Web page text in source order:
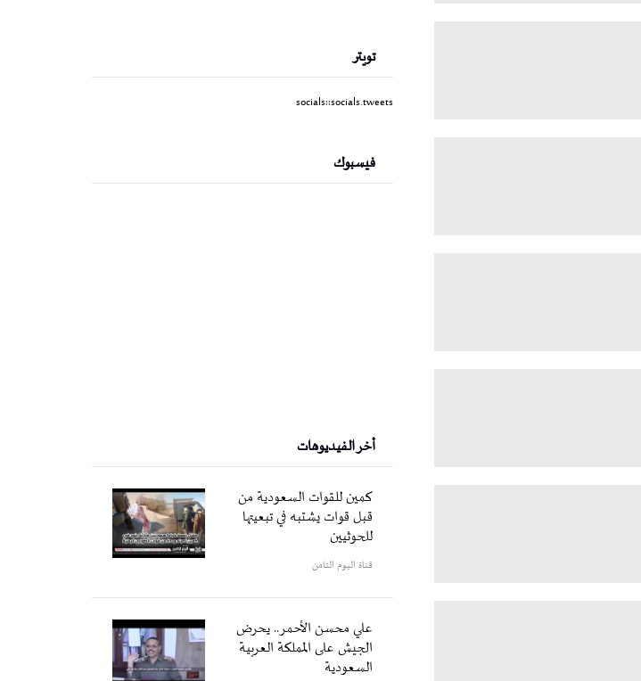
تويتر
socials::socials.tweets
فيسبوك
أخر الفيديوهات
كمين للقوات السعودية من
قبل قوات يشتبه في تبعيتها
للحوثيين
قناة اليوم الثامن
علي محسن الأحمر.. يحرض
الجيش على المملكة العربية
السعودية